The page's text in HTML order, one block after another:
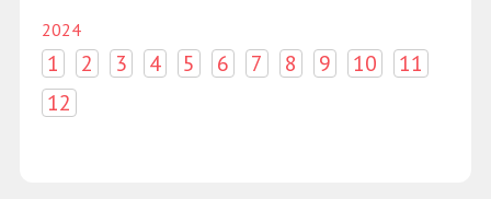
2024
1 2 3 4 5 6 7 8 9 10
11
12